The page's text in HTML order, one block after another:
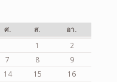
ศ. ส.
อา.
1
2
7 8
9
14 15
16